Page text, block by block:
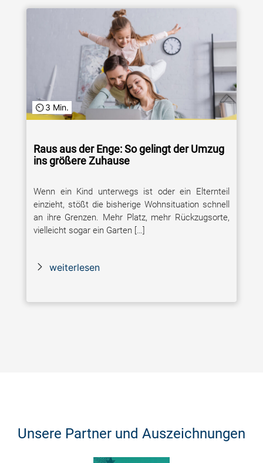
3 Min.
Raus aus der Enge: So gelingt der Umzug
ins größere Zuhause
Wenn ein Kind unterwegs ist oder ein Elternteil
einzieht, stößt die bisherige Wohnsituation schnell
an ihre Grenzen. Mehr Platz, mehr Rückzugsorte,
vielleicht sogar ein Garten […]
weiterlesen
Unsere Partner und Auszeichnungen